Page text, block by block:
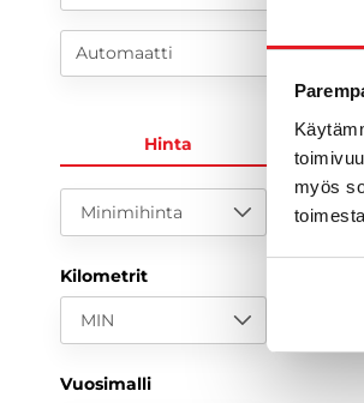
myös
Automaatti
Hinta
Minimihinta
Kilometrit
MIN
Vuosimalli